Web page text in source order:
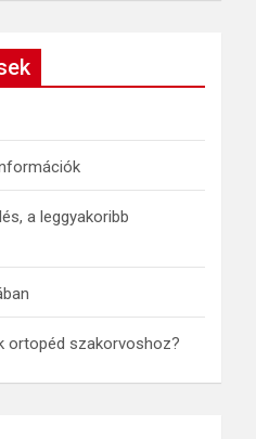
a leggyakoribb
ortopéd szakorvoshoz?